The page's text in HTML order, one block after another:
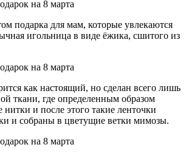
подарка для мам, которые увлекаются
игольница в виде ёжика, сшитого из
как настоящий, но сделан всего лишь
ткани, где определенным образом
и после этого такие ленточки
и собраны в цветущие ветки мимозы.